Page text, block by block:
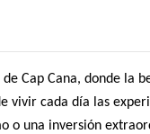
Cap Cana, donde
vivir cada día las
o una inversión